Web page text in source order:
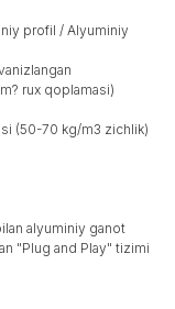
profil / Alyuminiy
rux qoplamasi)
(50-70 kg/m3 zichlik)
alyuminiy ganot
"Plug and Play" tizimi